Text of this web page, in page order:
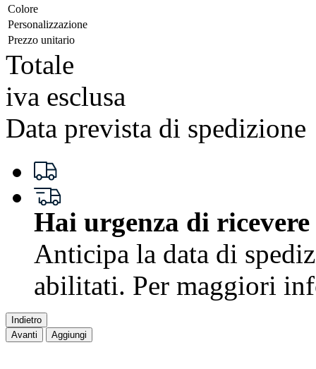
Colore
Personalizzazione
Prezzo unitario
Totale
iva esclusa
Data prevista di spedizione
Hai urgenza di ricevere
Anticipa la data di
abilitati. Per maggiori
Indietro
Avanti
Aggiungi